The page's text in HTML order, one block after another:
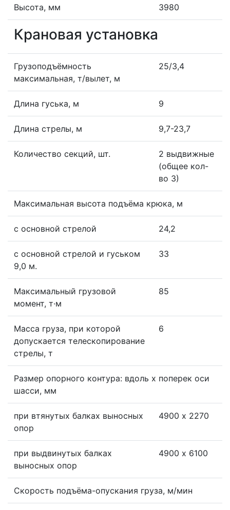
Высота, мм 3980
Крановая установка
Грузоподъёмность
максимальная, т/вылет, м
25/3,4
Длина гуська, м 9
Длина стрелы, м 9,7-23,7
Количество секций, шт.
2 выдвижные
(общее кол-
во 3)
Максимальная высота подъёма крюка, м
с основной стрелой 24,2
с основной стрелой и гуськом
9,0 м.
33
Максимальный грузовой
момент, т·м
85
Масса груза, при которой
допускается телескопирование
стрелы, т
6
Размер опорного контура: вдоль x поперек оси
шасси, мм
при втянутых балках выносных
опор
4900 х 2270
при выдвинутых балках
выносных опор
4900 х 6100
Скорость подъёма-опускания груза, м/мин